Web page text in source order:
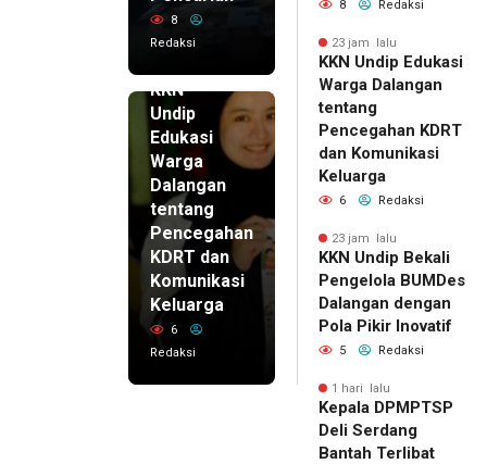
8
Redaksi
KKN
Undip
Edukasi
Warga
Dalangan
tentang
Pencegahan
KDRT dan
Komunikasi
Keluarga
6
Redaksi
8 Redaksi
23 jam lalu
KKN Undip Edukasi
Warga Dalangan
tentang
Pencegahan KDRT
dan Komunikasi
Keluarga
6 Redaksi
23 jam lalu
KKN Undip Bekali
Pengelola BUMDes
Dalangan dengan
Pola Pikir Inovatif
5 Redaksi
1 hari lalu
Kepala DPMPTSP
Deli Serdang
Bantah Terlibat